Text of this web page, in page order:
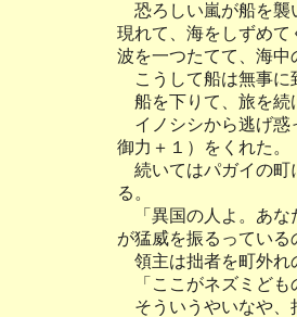
恐ろしい嵐が船を襲
現れて、海をしずめ
波を一つたてて、海
こうして船は無事に
船を下りて、旅を続
イノシシから逃げ惑
御力＋１）をくれた。
続いてはパガイの町
る。
「異国の人よ。あな
が猛威を振るってい
領主は拙者を町外れ
「ここがネズミども
そういうやいなや、